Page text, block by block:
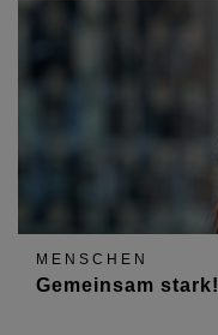
MENSCHEN
Gemeinsam stark!